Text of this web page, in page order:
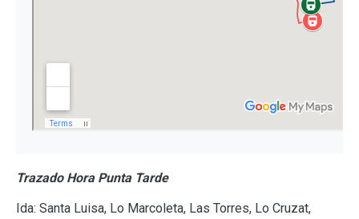
Trazado Hora Punta Tarde
Ida: Santa Luisa, Lo Marcoleta, Las Torres, Lo Cruzat,